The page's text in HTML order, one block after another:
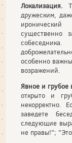
Локализация.
дружеским,
существенно
особенно
возражений.
Явное и грубое
откры­то и
некорректно.
заведете
следующие
не правы!";